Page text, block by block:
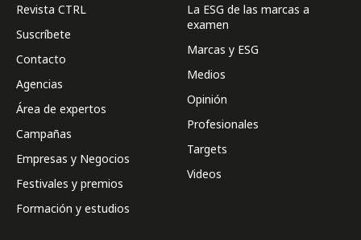
Revista CTRL
Suscríbete
Contacto
Agencias
Área de expertos
Campañas
Empresas y Negocios
Festivales y premios
Formación y estudios
La ESG de las marcas a
examen
Marcas y ESG
Medios
Opinión
Profesionales
Targets
Videos